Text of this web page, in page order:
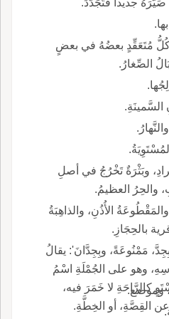
وكُلُّ مُتَعَقِّدٍ بعضُهُ في بعضٍ
الصِّغارُ.
السَّمينَةِ.
وبَثْرَةٌ تَخْرُجُ في أصلِ
والحِرُ العظيمُ.
الأُذُنِ، والذاهِبَةُ
بالحِجَازِ.
مَمْنُوعَةً، وبِجِدَّانَ': يقالُ
وهو على الجُمْلَةِ اسْمُ
كالرَّاحَةِ لا خَمَرَ فيه،
عن القِصَّةِ، أو الخِطَّةِ.
وموضع.